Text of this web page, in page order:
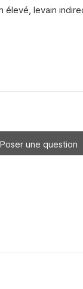
élevé, levain
Poser une question